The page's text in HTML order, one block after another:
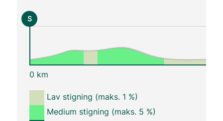
S
0 km
Lav stigning (maks. 1 %)
Medium stigning (maks. 5 %)